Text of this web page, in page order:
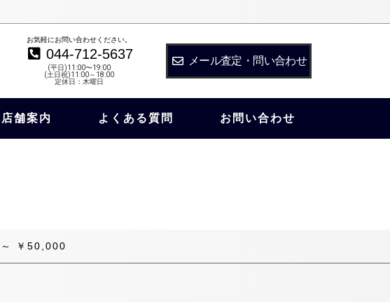
お気軽にお問い合わせください。
044-712-5637
(平日)11:00〜19:00
(土日祝)11:00～18:00
定休日：木曜日
メール査定・問い合わせ
店舗案内 よくある質問 お問い合わせ
～ ￥50,000